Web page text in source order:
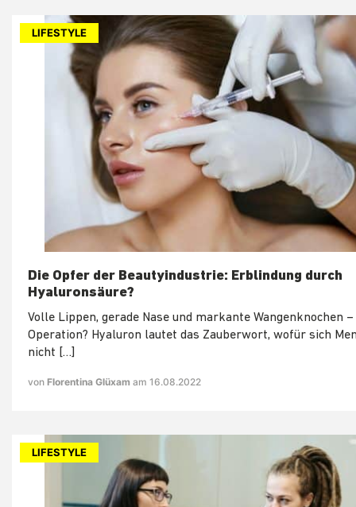
LIFESTYLE
Die Opfer der Beautyindustrie: Erblindung durch
Hyaluronsäure?
Volle Lippen, gerade Nase und markante Wangenknochen
Operation? Hyaluron lautet das Zauberwort, wofür sich
nicht […]
von Florentina Glüxam am 16.08.2022
LIFESTYLE